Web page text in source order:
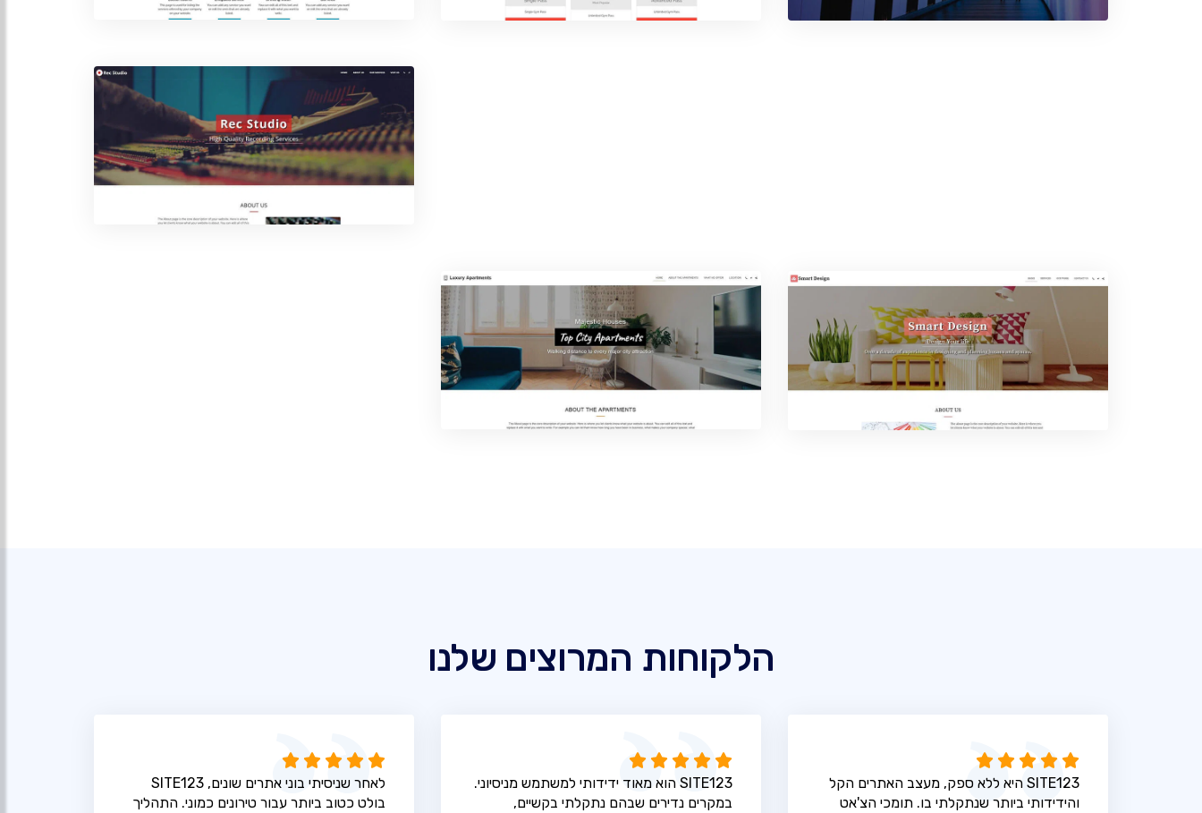
הלקוחות המרוצים שלנו
SITE123 היא ללא ספק, מעצב האתרים הקל
והידידותי ביותר שנתקלתי בו. תומכי הצ'אט
SITE123 הוא מאוד ידידותי למשתמש מניסיוני.
במקרים נדירים שבהם נתקלתי בקשיים,
לאחר שניסיתי בוני אתרים שונים, SITE123
בולט כטוב ביותר עבור טירונים כמוני. התהליך